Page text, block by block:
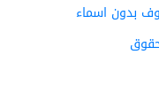
بدون اسماء